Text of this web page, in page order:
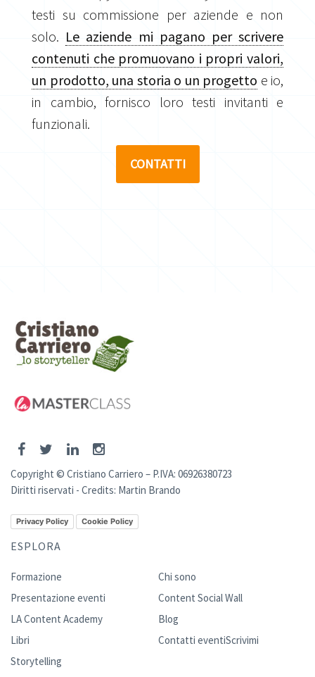
testi su commissione per aziende e non
solo. Le aziende mi pagano per scrivere
contenuti che promuovano i propri valori,
un prodotto, una storia o un progetto e io,
in cambio, fornisco loro testi invitanti e
funzionali.
CONTATTI
Copyright © Cristiano Carriero – P.IVA: 06926380723
Diritti riservati - Credits: Martin Brando
Privacy Policy Cookie Policy
ESPLORA
Formazione
Presentazione eventi
LA Content Academy
Libri
Storytelling
Chi sono
Content Social Wall
Blog
Contatti eventiScrivimi